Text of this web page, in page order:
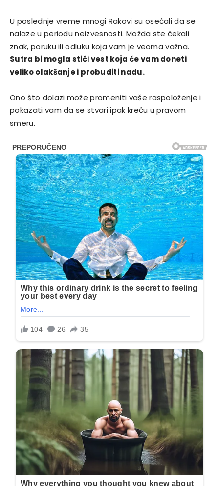
U poslednje vreme mnogi Rakovi su osećali da se
nalaze u periodu neizvesnosti. Možda ste čekali
znak, poruku ili odluku koja vam je veoma važna.
Sutra bi mogla stići vest koja će vam doneti
veliko olakšanje i probuditi nadu.
Ono što dolazi može promeniti vaše raspoloženje i
pokazati vam da se stvari ipak kreću u pravom
smeru.